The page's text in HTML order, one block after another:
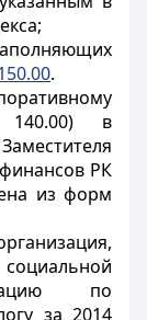
.
140.00) в
РК
из форм
по
за 2014